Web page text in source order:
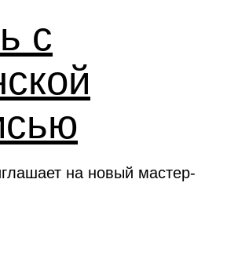
с
на новый мастер-